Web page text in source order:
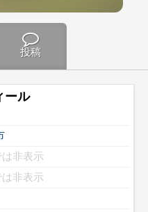
投稿
ール
非表示
非表示